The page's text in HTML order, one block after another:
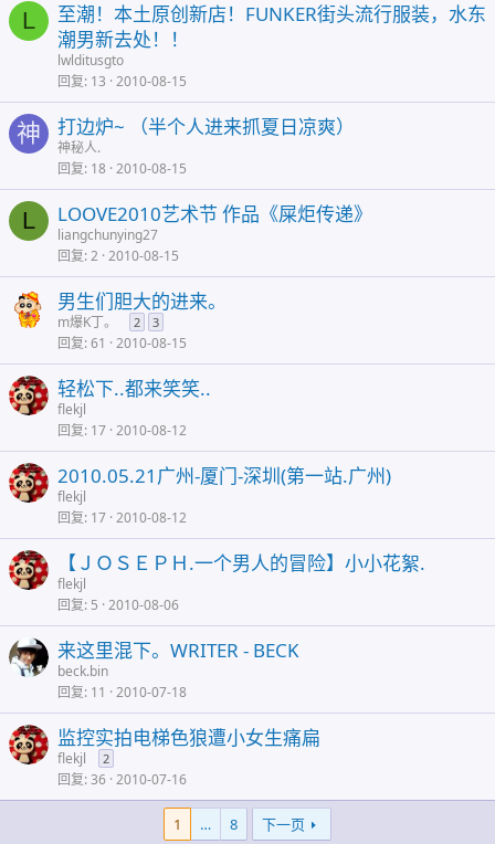
L
至潮！本土原创新店！FUNKER街头流行服装，水东
潮男新去处！！
lwlditusgto
回复 13 2010-08-15
神 打边炉~ （半个人进来抓夏日凉爽）
神秘人.
回复 18 2010-08-15
L LOOVE2010艺术节 作品《屎炬传递》
liangchunying27
回复 2 2010-08-15
男生们胆大的进来。
m爆K丁。 2 3
回复 61 2010-08-15
轻松下..都来笑笑..
flekjl
回复 17 2010-08-12
2010.05.21广州-厦门-深圳(第一站.广州)
flekjl
回复 17 2010-08-12
【ＪＯＳＥＰＨ.一个男人的冒险】小小花絮.
flekjl
回复 5 2010-08-06
来这里混下。WRITER - BECK
beck.bin
回复 11 2010-07-18
监控实拍电梯色狼遭小女生痛扁
flekjl 2
回复 36 2010-07-16
1 … 8 下一页